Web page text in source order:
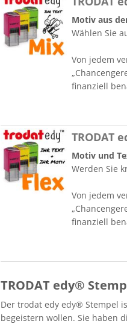
Motiv aus
Wählen Sie
Von jedem
finanziell
TRODAT
Motiv und
Werden Sie
Von jedem
finanziell
TRODAT edy®
Der trodat edy edy® Stempel
begeistern wollen. Sie haben